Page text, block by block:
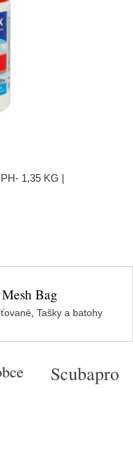
1,35 KG |
Bag
Tašky a batohy
Scubapro